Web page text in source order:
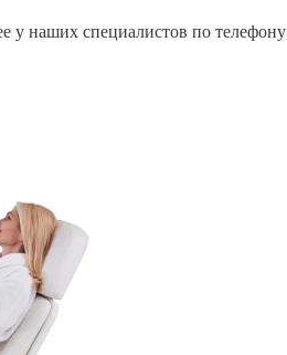
у наших специалистов по телефону